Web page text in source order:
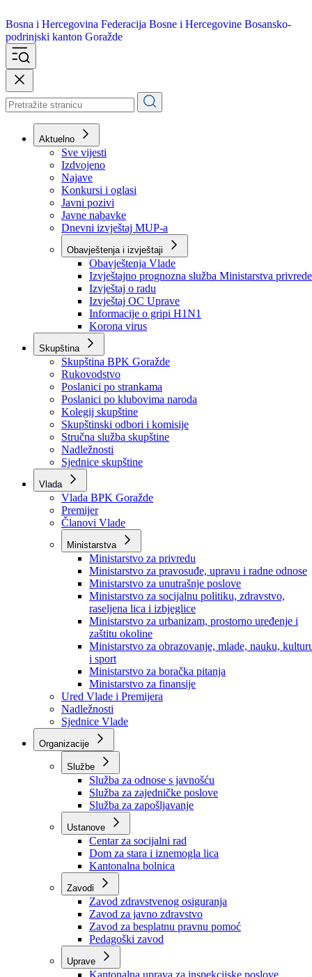
Bosna i Hercegovina
podrinjski kanton Goražde
Aktuelno
Sve vijesti
Izdvojeno
Najave
Konkursi i oglasi
Javni pozivi
Javne nabavke
Dnevni izvještaj MUP-a
Obavještenja i izvještaji
Obavještenja Vlade
Izvještajno prognozna služba Ministarstva privrede
Izvještaj o radu
Izvještaj OC Uprave
Informacije o gripi H1N1
Korona virus
Skupština
Skupština BPK Goražde
Rukovodstvo
Poslanici po strankama
Poslanici po klubovima naroda
Kolegij skupštine
Skupštinski odbori i komisije
Stručna služba skupštine
Nadležnosti
Sjednice skupštine
Vlada
Vlada BPK Goražde
Premijer
Članovi Vlade
Ministarstva
Ministarstvo za privredu
Ministarstvo za pravosuđe, upravu i radne odnose
Ministarstvo za unutrašnje poslove
Ministarstvo za socijalnu politiku, zdravstvo,
raseljena lica i izbjeglice
Ministarstvo za urbanizam, prostorno uređenje i
zaštitu okoline
Ministarstvo za obrazovanje, mlade, nauku,
i sport
Ministarstvo za boračka pitanja
Ministarstvo za finansije
Ured Vlade i Premijera
Nadležnosti
Sjednice Vlade
Organizacije
Službe
Služba za odnose s javnošću
Služba za zajedničke poslove
Služba za zapošljavanje
Ustanove
Centar za socijalni rad
Dom za stara i iznemogla lica
Kantonalna bolnica
Zavodi
Zavod zdravstvenog osiguranja
Zavod za javno zdravstvo
Zavod za besplatnu pravnu pomoć